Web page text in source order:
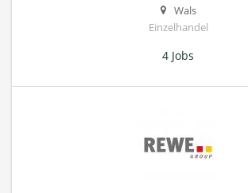
Wals
Einzelhandel
4 Jobs